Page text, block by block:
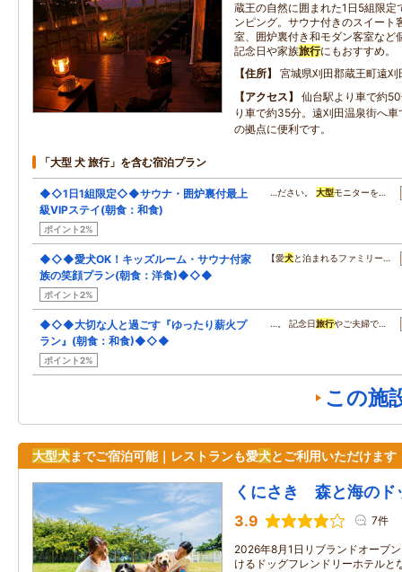
蔵王の自然に囲まれた1日5組限定
ンピング。サウナ付きのスイート
室、囲炉裏付き和モダン客室など
記念日や家族旅行にもおすすめ。
住所
宮城県刈田郡蔵王町遠刈
アクセス
仙台駅より車で約
り車で約35分。遠刈田温泉街へ
の拠点に便利です。
「大型 犬 旅行」を含む宿泊プラン
◆◇1日1組限定◇◆サウナ・囲炉裏付最上
級VIPステイ(朝食：和食)
ポイント2%
…ださい。大型モニターを…
◆◇◆愛犬OK！キッズルーム・サウナ付家
族の笑顔プラン(朝食：洋食)◆◇◆
ポイント2%
【愛犬と泊まれるファミリー…
◆◇◆大切な人と過ごす『ゆったり薪火プ
ラン』(朝食：和食)◆◇◆
ポイント2%
…。 記念日旅行やご夫婦で…
この施
大型犬までご宿泊可能｜レストランも愛犬とご利用いただけます
くにさき 森と海のド
3.9 7件
2026年8月1日リブランドオープ
けるドッグフレンドリーホテルと